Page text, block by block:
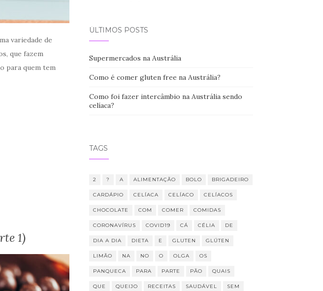
variedade de
que fazem
para quem tem
1)
ÚLTIMOS POSTS
Supermercados na Austrália
Como é comer gluten free na Austrália?
Como foi fazer intercâmbio na Austrália sendo
celíaca?
TAGS
2 ? A ALIMENTAÇÃO BOLO BRIGADEIRO
CARDÁPIO CELÍACA CELÍACO CELÍACOS
CHOCOLATE COM COMER COMIDAS
CORONAVÍRUS COVID19 CÁ CÉLIA DE
DIA A DIA DIETA E GLUTEN GLÚTEN
LIMÃO NA NO O OLGA OS
PANQUECA PARA PARTE PÃO QUAIS
QUE QUEIJO RECEITAS SAUDÁVEL SEM